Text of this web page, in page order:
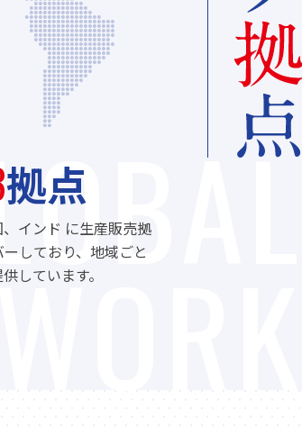
拠点
インド に生産販売拠
しており、地域ごと
しています。